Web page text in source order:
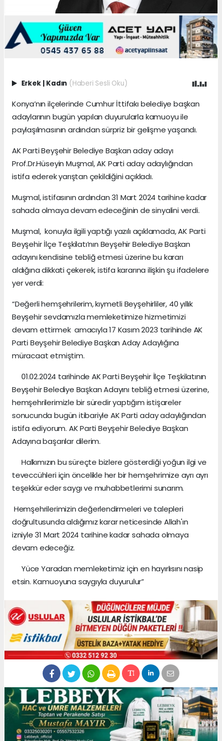
Erkek Kadın (Haberi Sesli Oku)
Konya’nın ilçelerinde Cumhur İttifakı belediye başkan
adaylarının bugün yapılan duyurularla kamuoyu ile
paylaşılmasının ardından sürpriz bir gelişme yaşandı.
AK Parti Beyşehir Belediye Başkan aday adayı
Prof.Dr.Hüseyin Muşmal, AK Parti aday adaylığından
istifa ederek yarıştan çekildiğini açıkladı.
Muşmal, istifasının ardından 31 Mart 2024 tarihine kadar
sahada olmaya devam edeceğinin de sinyalini verdi.
Muşmal, konuyla ilgili yaptığı yazılı açıklamada, AK Parti
Beyşehir İlçe Teşkilatı’nın Beyşehir Belediye Başkan
adayını kendisine tebliğ etmesi üzerine bu kararı
aldığına dikkati çekerek, istifa kararına ilişkin şu ifadelere
yer verdi:
“Değerli hemşehrilerim, kıymetli Beyşehirliler, 40 yıllık
Beyşehir sevdamızla memleketimize hizmetimizi
devam ettirmek amacıyla 17 Kasım 2023 tarihinde AK
Parti Beyşehir Belediye Başkan Aday Adaylığına
müracaat etmiştim.
01.02.2024 tarihinde AK Parti Beyşehir İlçe Teşkilatının
Beyşehir Belediye Başkan Adayını tebliğ etmesi üzerine,
hemşehrilerimizle bir süredir yaptığım istişareler
sonucunda bugün itibariyle AK Parti aday adaylığından
istifa ediyorum. AK Parti Beyşehir Belediye Başkan
Adayına başarılar dilerim.
Halkımızın bu süreçte bizlere gösterdiği yoğun ilgi ve
teveccühleri için öncelikle her bir hemşehrimize ayrı ayrı
teşekkür eder saygı ve muhabbetlerimi sunarım.
Hemşehrilerimizin değerlendirmeleri ve talepleri
doğrultusunda aldığımız karar neticesinde Allah'ın
izniyle 31 Mart 2024 tarihine kadar sahada olmaya
devam edeceğiz.
Yüce Yaradan memleketimiz için en hayırlısını nasip
etsin. Kamuoyuna saygıyla duyurulur”